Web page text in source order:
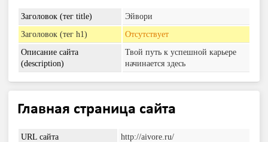
Заголовок (тег title)
Эйвори
Заголовок (тег h1)
Отсутствует
Описание сайта
(description)
Твой путь к успешной карьере
начинается здесь
Главная страница сайта
URL сайта
http://aivore.ru/